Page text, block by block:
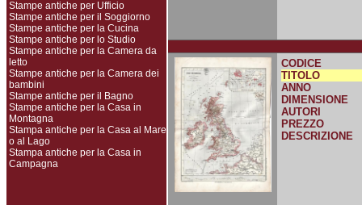
Stampe antiche per Ufficio
Stampe antiche per il Soggiorno
Stampe antiche per la Cucina
Stampe antiche per lo Studio
Stampe antiche per la Camera da
letto
Stampe antiche per la Camera dei
bambini
Stampe antiche per il Bagno
Stampe antiche per la Casa in
Montagna
Stampa antiche per la Casa al Mare
o al Lago
Stampa antiche per la Casa in
Campagna
CODICE
TITOLO
ANNO
DIMENSIONE
AUTORI
PREZZO
DESCRIZIONE